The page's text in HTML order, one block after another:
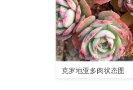
克罗地亚多肉状态图